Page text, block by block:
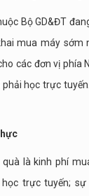
Bộ GD&ĐT
mua máy sớm
các đơn vị phía
học trực
là kinh phí
trực tuyến;